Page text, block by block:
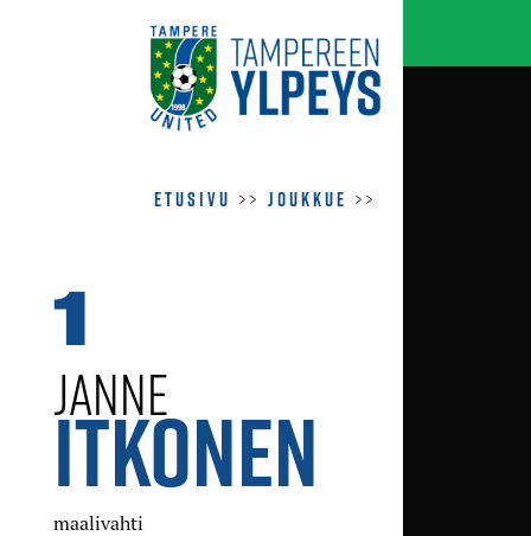
Etusivu >> Joukkue >>
1
JANNE
ITKONEN
maalivahti